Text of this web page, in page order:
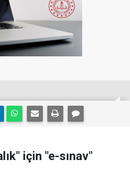
için "e-sınav"